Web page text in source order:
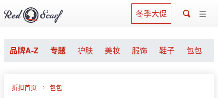
冬季大促
品牌A-Z 专题 护肤 美妆 服饰 鞋子 包包
折扣首页 包包